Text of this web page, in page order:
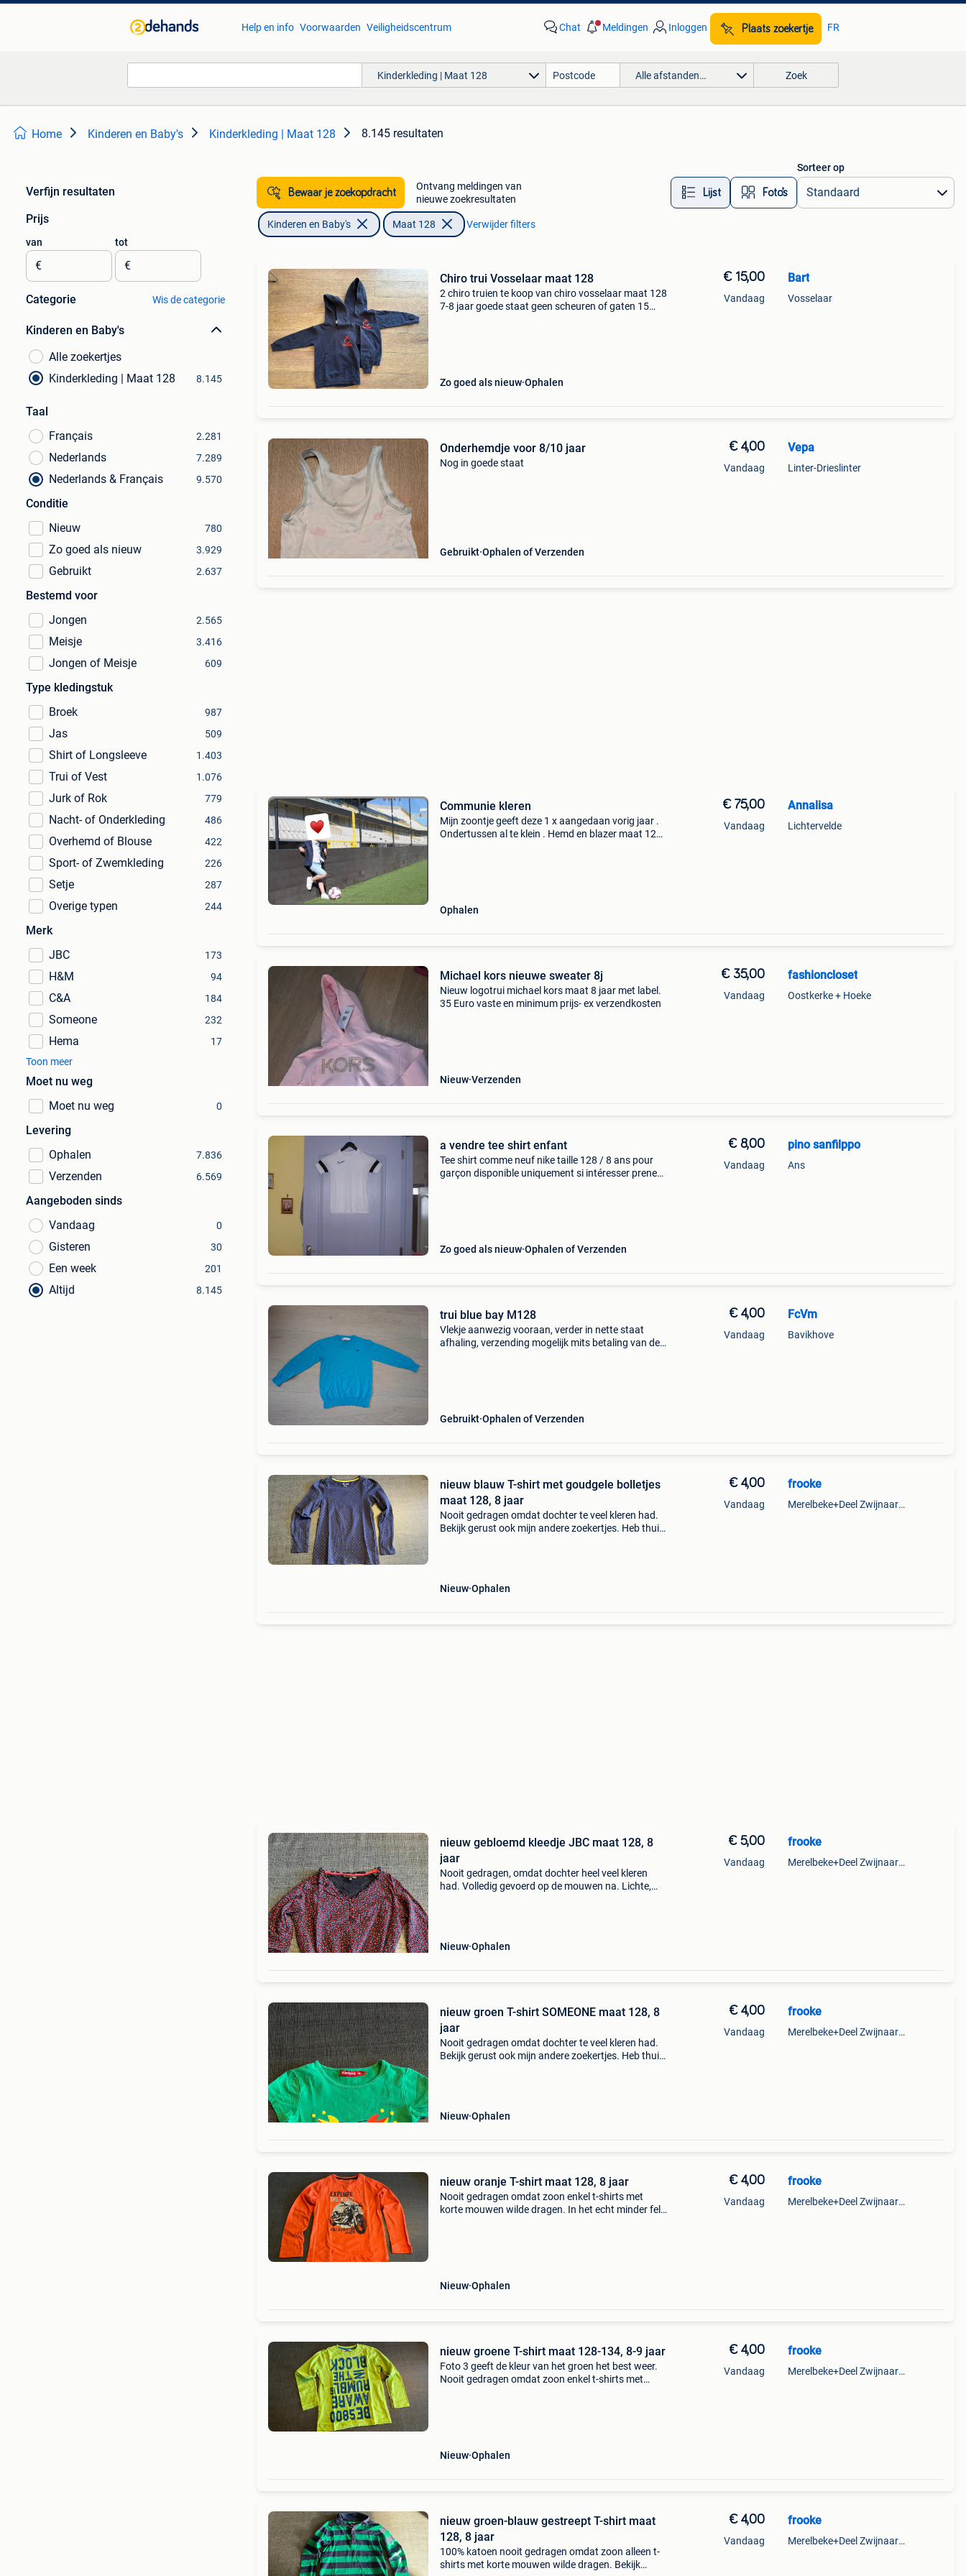
Help en info Voorwaarden Veiligheidscentrum Chat Meldingen Inloggen Plaats zoekertje FR
Kinderkleding | Maat 128 Alle afstanden… Zoek
Home Kinderen en Baby's Kinderkleding | Maat 128 8.145 resultaten
Verfijn resultaten
Prijs
van
€
tot
€
Categorie Wis de categorie
Kinderen en Baby's
Alle zoekertjes
Kinderkleding | Maat 128
8.145
Taal
Français
2.281
Nederlands 7.289
Nederlands & Français 9.570
Conditie
Nieuw
780
Zo goed als nieuw 3.929
Gebruikt 2.637
Bestemd voor
Jongen
2.565
Meisje 3.416
Jongen of Meisje 609
Type kledingstuk
Broek
987
Jas 509
Shirt of Longsleeve 1.403
Trui of Vest 1.076
Jurk of Rok 779
Nacht- of Onderkleding 486
Overhemd of Blouse 422
Sport- of Zwemkleding 226
Setje 287
Overige typen 244
Merk
JBC
173
H&M 94
C&A 184
Someone 232
Hema
17
Toon meer
Moet nu weg
Moet nu weg
0
Levering
Ophalen
7.836
Verzenden 6.569
Aangeboden sinds
Vandaag
0
Gisteren 30
Een week 201
Altijd 8.145
Bewaar je zoekopdracht
Ontvang meldingen van
nieuwe zoekresultaten
Lijst Foto’s
Sorteer op
Kinderen en Baby's Maat 128 Verwijder filters
Chiro trui Vosselaar maat 128
2 chiro truien te koop van chiro vosselaar maat 128
7-8 jaar goede staat geen scheuren of gaten 15
Zo goed als nieuw Ophalen
€ 15,00
Vandaag
Bart
Vosselaar
Onderhemdje voor 8/10 jaar
Nog in goede staat
Gebruikt Ophalen of Verzenden
€ 4,00
Vandaag
Vepa
Linter-Drieslinter
Communie kleren
Mijn zoontje geeft deze 1 x aangedaan vorig jaar .
Ondertussen al te klein . Hemd en blazer maat 128
Ophalen
€ 75,00
Vandaag
Annalisa
Lichtervelde
Michael kors nieuwe sweater 8j
Nieuw logotrui michael kors maat 8 jaar met label.
35 Euro vaste en minimum prijs- ex verzendkosten
Nieuw Verzenden
€ 35,00
Vandaag
fashioncloset
Oostkerke + Hoeke
a vendre tee shirt enfant
Tee shirt comme neuf nike taille 128 / 8 ans pour
garçon disponible uniquement si intéresser prenez
Zo goed als nieuw Ophalen of Verzenden
€ 8,00
Vandaag
pino sanfilppo
Ans
trui blue bay M128
Vlekje aanwezig vooraan, verder in nette staat
afhaling, verzending mogelijk mits betaling van de
Gebruikt Ophalen of Verzenden
€ 4,00
Vandaag
FcVm
Bavikhove
nieuw blauw T-shirt met goudgele bolletjes
maat 128, 8 jaar
Nooit gedragen omdat dochter te veel kleren had.
Bekijk gerust ook mijn andere zoekertjes. Heb thuis
Nieuw Ophalen
€ 4,00
Vandaag
frooke
Merelbeke+Deel Zwijnaarde
nieuw gebloemd kleedje JBC maat 128, 8
jaar
Nooit gedragen, omdat dochter heel veel kleren
had. Volledig gevoerd op de mouwen na. Lichte,
Nieuw Ophalen
€ 5,00
Vandaag
frooke
Merelbeke+Deel Zwijnaarde
nieuw groen T-shirt SOMEONE maat 128, 8
jaar
Nooit gedragen omdat dochter te veel kleren had.
Bekijk gerust ook mijn andere zoekertjes. Heb thuis
Nieuw Ophalen
€ 4,00
Vandaag
frooke
Merelbeke+Deel Zwijnaarde
nieuw oranje T-shirt maat 128, 8 jaar
Nooit gedragen omdat zoon enkel t-shirts met
korte mouwen wilde dragen. In het echt minder fel
Nieuw Ophalen
€ 4,00
Vandaag
frooke
Merelbeke+Deel Zwijnaarde
nieuw groene T-shirt maat 128-134, 8-9 jaar
Foto 3 geeft de kleur van het groen het best weer.
Nooit gedragen omdat zoon enkel t-shirts met
Nieuw Ophalen
€ 4,00
Vandaag
frooke
Merelbeke+Deel Zwijnaarde
nieuw groen-blauw gestreept T-shirt maat
128, 8 jaar
100% katoen nooit gedragen omdat zoon alleen t-
shirts met korte mouwen wilde dragen. Bekijk
€ 4,00
Vandaag
frooke
Merelbeke+Deel Zwijnaarde